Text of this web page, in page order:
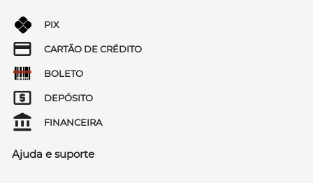
PIX
CARTÃO DE CRÉDITO
BOLETO
DEPÓSITO
FINANCEIRA
Ajuda e suporte